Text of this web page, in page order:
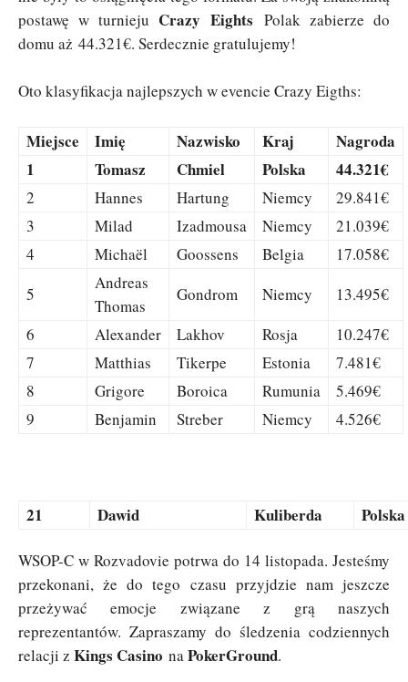
postawę w turnieju Crazy Eights Polak zabierze do
domu aż 44.321€. Serdecznie gratulujemy!
Oto klasyfikacja najlepszych w evencie Crazy Eigths:
Miejsce Imię Nazwisko Kraj
Nagroda
1
Tomasz Chmiel Polska 44.321€
2 Hannes Hartung Niemcy
29.841€
3
Milad Izadmousa Niemcy
21.039€
4
Michaël Goossens Belgia
17.058€
5
Andreas
Thomas
Gondrom Niemcy
13.495€
6
Alexander Lakhov Rosja
10.247€
7
Matthias Tikerpe Estonia
7.481€
8
Grigore Boroica Rumunia
5.469€
9
Benjamin Streber Niemcy 4.526€
21 Dawid Kuliberda Polska
WSOP-C w Rozvadovie potrwa do 14 listopada. Jesteśmy
przekonani, że do tego czasu przyjdzie nam jeszcze
przeżywać emocje związane z grą naszych
reprezentantów. Zapraszamy do śledzenia codziennych
relacji z Kings Casino naPokerGround.